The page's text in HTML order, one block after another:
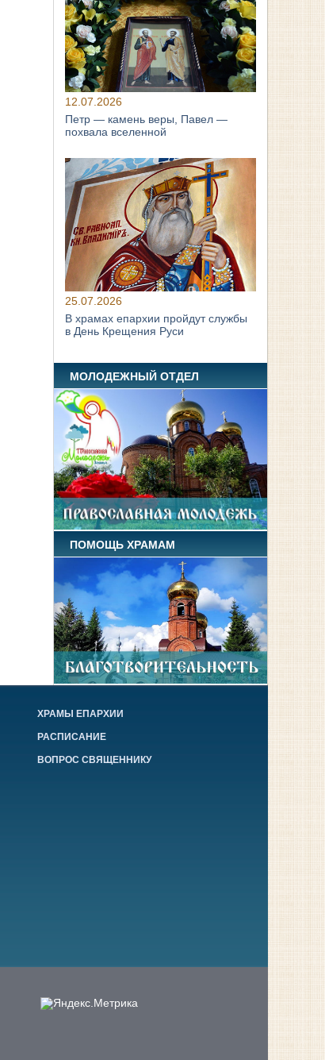
12.07.2026
Петр — камень веры, Павел —
похвала вселенной
25.07.2026
В храмах епархии пройдут службы
в День Крещения Руси
МОЛОДЕЖНЫЙ ОТДЕЛ
ПОМОЩЬ ХРАМАМ
ХРАМЫ ЕПАРХИИ
РАСПИСАНИЕ
ВОПРОС СВЯЩЕННИКУ